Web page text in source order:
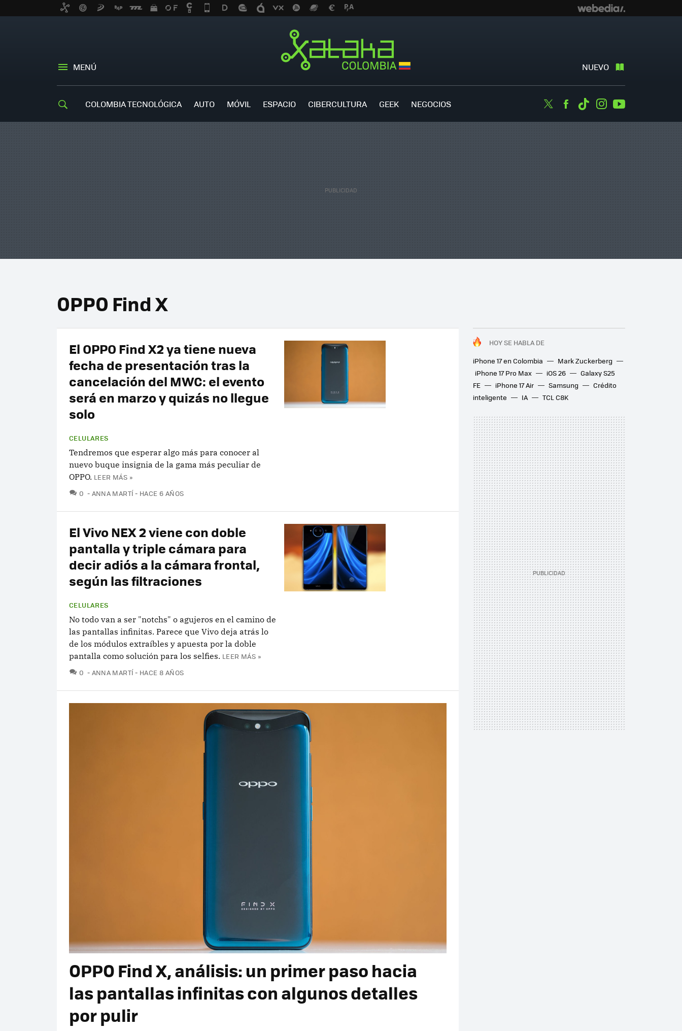
MENÚ NUEVO
COLOMBIA TECNOLÓGICA AUTO MÓVIL ESPACIO CIBERCULTURA GEEK NEGOCIOS TwitterFacebook
TiktokInstagram
OPPO Find X
HOY SE HABLA DE
iPhone 17 en Colombia
Mark Zuckerberg
iPhone 17 Pro Max
iOS 26
Galaxy S25
FE
iPhone 17 Air Samsung
Crédito
inteligente
IA TCL C8K
El OPPO Find X2 ya tiene nueva
fecha de presentación tras la
cancelación del MWC: el evento
será en marzo y quizás no llegue
solo
CELULARES
Tendremos que esperar algo más para conocer al
nuevo buque insignia de la gama más peculiar de
OPPO. LEER MÁS »
0 COMENTARIOS
ANNA MARTÍ HACE 6 AÑOS
El Vivo NEX 2 viene con doble
pantalla y triple cámara para
decir adiós a la cámara frontal,
según las filtraciones
CELULARES
No todo van a ser "notchs" o agujeros en el camino de
las pantallas infinitas. Parece que Vivo deja atrás lo
de los módulos extraíbles y apuesta por la doble
pantalla como solución para los selfies. LEER MÁS »
0 COMENTARIOS
ANNA MARTÍ HACE 8 AÑOS
OPPO Find X, análisis: un primer paso hacia
las pantallas infinitas con algunos detalles
por pulir